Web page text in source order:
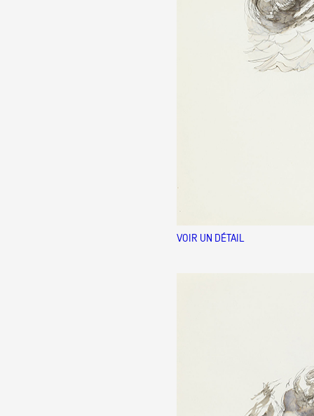
VOIR UN DÉTAIL